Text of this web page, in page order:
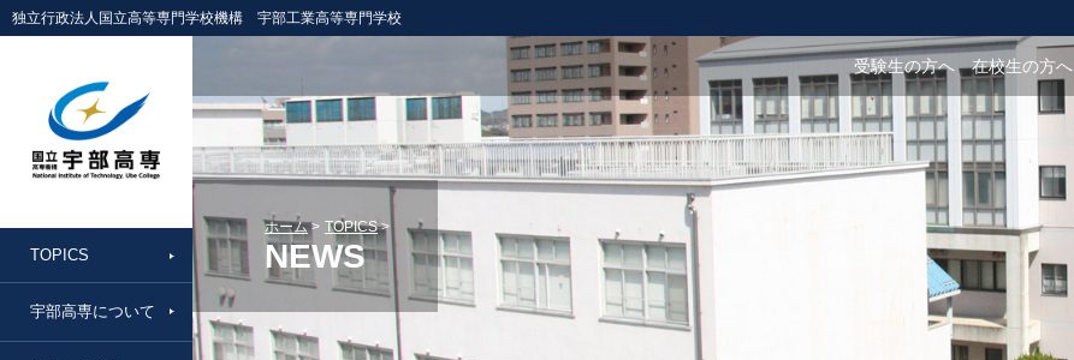
独立行政法人国立高等専門学校機構 宇部工業高等専門学校
TOPICS
宇部高専について
受験生の方へ 在校生の方へ
ホーム TOPICS
NEWS